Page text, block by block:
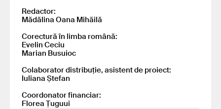
Redactor:
Mădălina Oana Mihăilă
Corectură în limba română:
Evelin Ceciu
Marian Busuioc
Colaborator distribuție, asistent de proiect:
Iuliana Ștefan
Coordonator financiar:
Florea Țuguui